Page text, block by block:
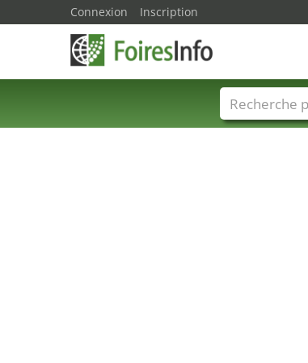
Connexion Inscription
Foire noms